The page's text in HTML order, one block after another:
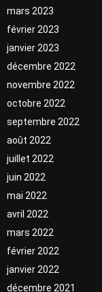
mars 2023
février 2023
janvier 2023
décembre 2022
novembre 2022
octobre 2022
septembre 2022
août 2022
juillet 2022
juin 2022
mai 2022
avril 2022
mars 2022
février 2022
janvier 2022
décembre 2021